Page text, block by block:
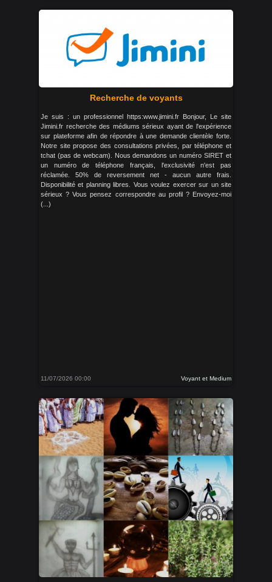
Recherche de voyants
Je suis : un professionnel https:www.jimini.fr Bonjour, Le site
Jimini.fr recherche des médiums sérieux ayant de l'expérience
sur plateforme afin de répondre à une demande clientèle forte.
Notre site propose des consultations privées, par téléphone et
tchat (pas de webcam). Nous demandons un numéro SIRET et
un numéro de téléphone français, l'exclusivité n'est pas
réclamée. 50% de reversement net - aucun autre frais.
Disponibilité et planning libres. Vous voulez exercer sur un site
sérieux ? Vous pensez correspondre au profil ? Envoyez-moi
(...)
11/07/2026 00:00 Voyant et Medium